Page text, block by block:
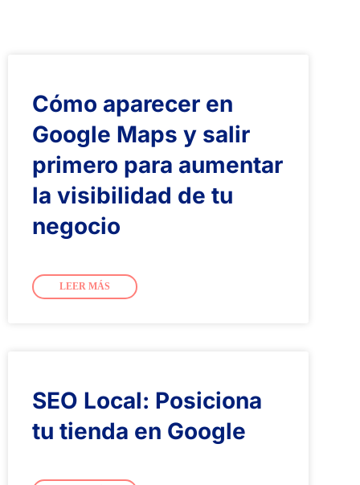
Cómo aparecer en
Google Maps y salir
primero para aumentar
la visibilidad de tu
negocio
LEER MÁS
SEO Local: Posiciona
tu tienda en Google